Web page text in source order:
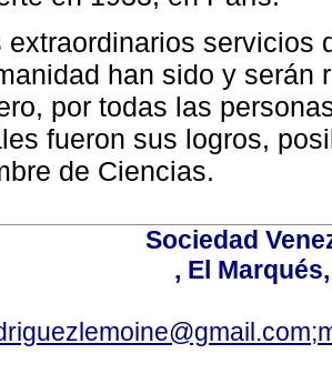
extraordinarios servicios
han sido y serán
por todas las
fueron sus logros,
de Ciencias.
Sociedad
, El